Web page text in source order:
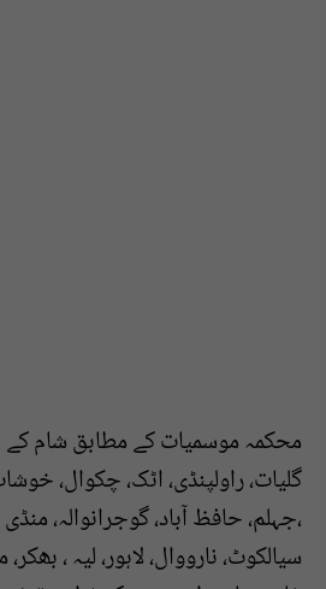
محکمہ موسمیات کے مطابق شام کے
گلیات، راولپنڈی، اٹک، چکوال،
،جہلم، حافظ آباد، گوجرانوالہ،
سیالکوٹ، نارووال، لاہور، لیہ ،